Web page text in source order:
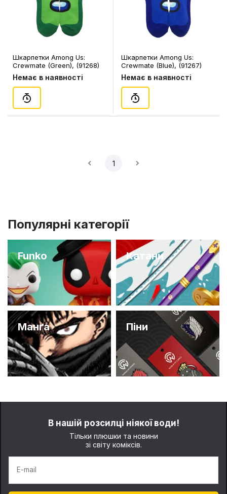
Шкарпетки Among Us:
Crewmate (Green), (91268)
Немає в наявності
Шкарпетки Among Us:
Crewmate (Blue), (91267)
Немає в наявності
1
Популярні категорії
Funko Катани
Манґа Піни
В нашій розсилці ніякої води!
Тільки плюшки та новини
зі світу коміксів.
E-mail